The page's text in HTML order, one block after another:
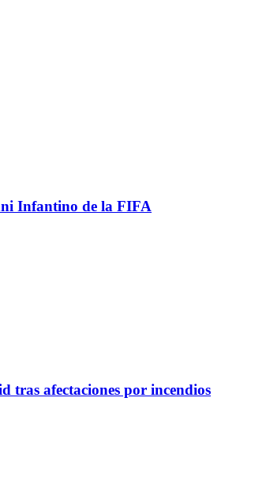
Infantino de la FIFA
tras afectaciones por incendios